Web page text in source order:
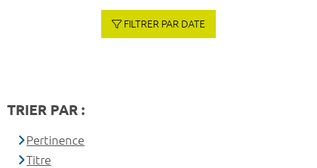
FILTRER PAR DATE
TRIER PAR :
Pertinence
Titre